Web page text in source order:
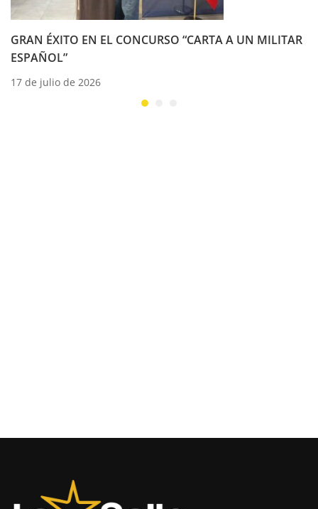
GRAN ÉXITO EN EL CONCURSO “CARTA A UN MILITAR
ESPAÑOL”
17 de julio de 2026